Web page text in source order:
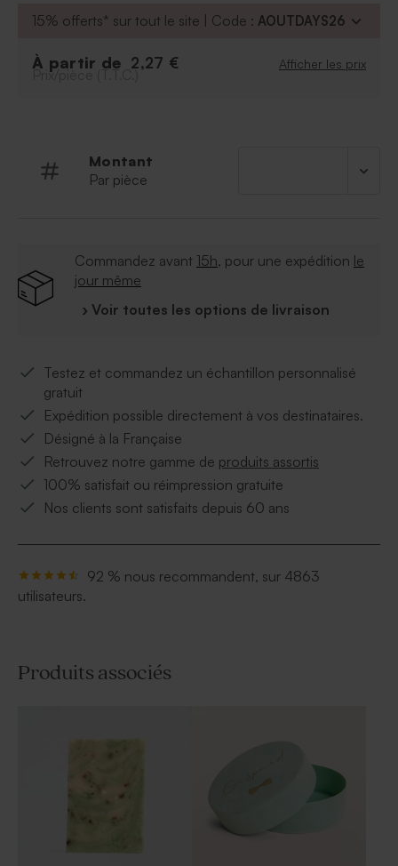
Dans notre mode de personnalisation, différentes
fond du devant de la carte et les cœurs. Reste à lui
15% offerts* sur tout le site | Code : AOUTDAYS26
À partir de 2,27 € Afficher les prix
Prix/pièce (T.T.C.)
Montant
Par pièce
Commandez avant 15h, pour une expédition le
jour même
› Voir toutes les options de livraison
Testez et commandez un échantillon personnalisé
gratuit
Expédition possible directement à vos destinataires.
Désigné à la Française
Retrouvez notre gamme de produits assortis
100% satisfait ou réimpression gratuite
Nos clients sont satisfaits depuis 60 ans
92 % nous recommandent, sur 4863
utilisateurs.
Produits associés